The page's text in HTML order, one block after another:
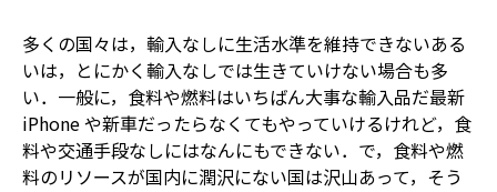
多くの国々は，輸入なしに生活水準を維持できない――ある
いは，とにかく輸入なしでは生きていけない場合も多
い．一般に，食料や燃料はいちばん大事な輸入品だ――最新
iPhone や新車だったらなくてもやっていけるけれど，食
料や交通手段なしにはなんにもできない．で，食料や燃
料のリソースが国内に潤沢にない国は沢山あって，そう